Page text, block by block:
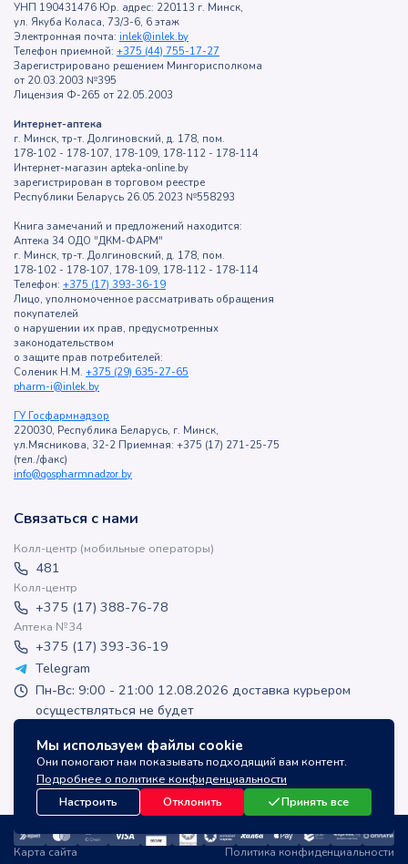
Мы используем файлы cookie
Они помогают нам показывать подходящий вам контент.
Подробнее о политике конфиденциальности
Настроить
Отклонить Принять все
УНП 190431476 Юр. адрес: 220113 г. Минск,
ул. Якуба Коласа, 73/3-6, 6 этаж
Электронная почта: inlek@inlek.by
Телефон приемной: +375 (44) 755-17-27
Зарегистрировано решением Мингорисполкома
от 20.03.2003 №395
Лицензия Ф-265 от 22.05.2003
Интернет-аптека
г. Минск, тр-т. Долгиновский, д. 178, пом.
178-102 - 178-107, 178-109, 178-112 - 178-114
Интернет-магазин apteka-online.by
зарегистрирован в торговом реестре
Республики Беларусь 26.05.2023 №558293
Книга замечаний и предложений находится:
Аптека 34 ОДО "ДКМ-ФАРМ"
г. Минск, тр-т. Долгиновский, д. 178, пом.
178-102 - 178-107, 178-109, 178-112 - 178-114
Телефон: +375 (17) 393-36-19
Лицо, уполномоченное рассматривать обращения
покупателей
о нарушении их прав, предусмотренных
законодательством
о защите прав потребителей:
Соленик Н.М. +375 (29) 635-27-65
pharm-i@inlek.by
ГУ Госфармнадзор
220030, Республика Беларусь, г. Минск,
ул.Мясникова, 32-2 Приемная: +375 (17) 271-25-75
(тел./факс)
info@gospharmnadzor.by
Связаться с нами
Колл-центр (мобильные операторы)
481
Колл-центр
+375 (17) 388-76-78
Аптека №34
+375 (17) 393-36-19
Telegram
Пн-Вс: 9:00 - 21:00 12.08.2026 доставка курьером
осуществляться не будет
inlek_apteka
inlek_apteka
Карта сайта Политика конфиденциальности